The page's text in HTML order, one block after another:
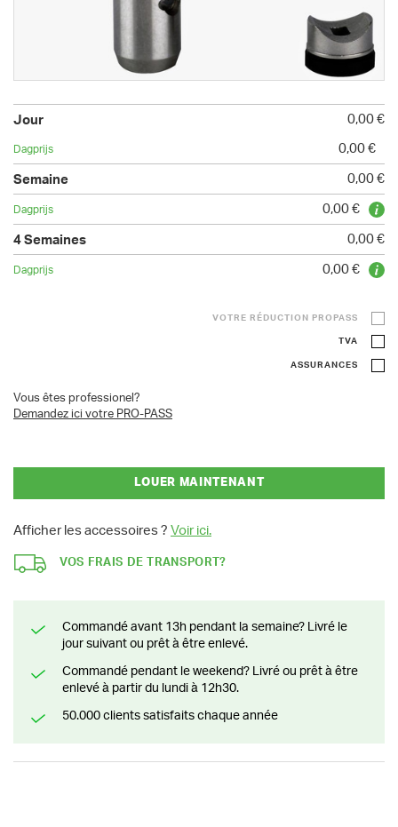
0,00 €
0,00 €
0,00 €
0,00 €
0,00 €
0,00 €
VOTRE RÉDUCTION PROPASS
TVA
ASSURANCES
Vous êtes professionel?
Demandez ici votre PRO-PASS
LOUER MAINTENANT
Afficher les accessoires ? Voir ici.
VOS FRAIS DE TRANSPORT?
Commandé avant 13h pendant la semaine? Livré le
jour suivant ou prêt à être enlevé.
Commandé pendant le weekend? Livré ou prêt à être
enlevé à partir du lundi à 12h30.
50.000 clients satisfaits chaque année